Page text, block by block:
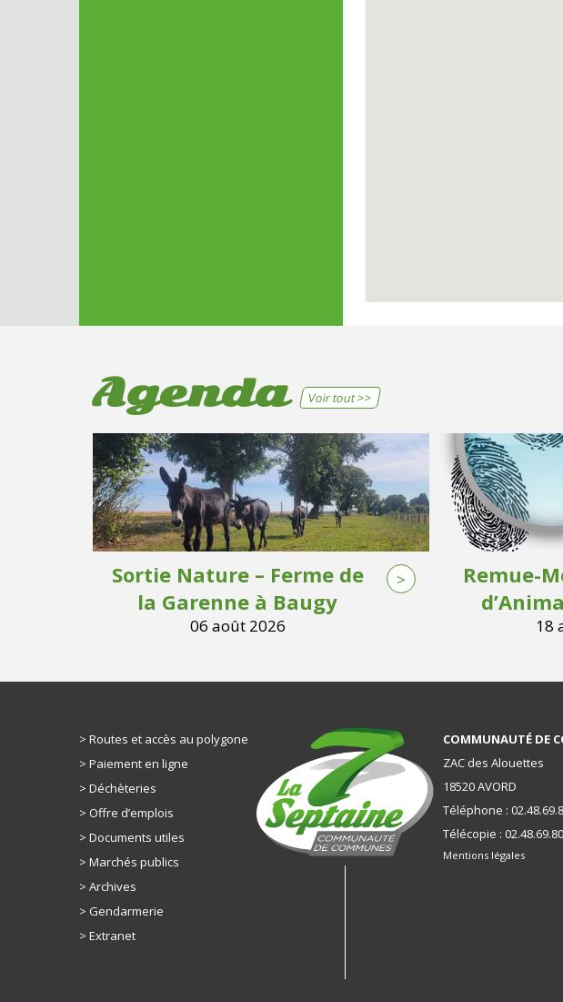
Agenda Voir tout >>
Sortie Nature – Ferme de
la Garenne à Baugy
06 août 2026
>
Remue-
18
Routes et accès au polygone
Paiement en ligne
Déchèteries
Offre d’emplois
Documents utiles
Marchés publics
Archives
Gendarmerie
Extranet
COMMUNAUTÉ DE
ZAC des Alouettes
18520 AVORD
Téléphone :
Télécopie :
Mentions légales